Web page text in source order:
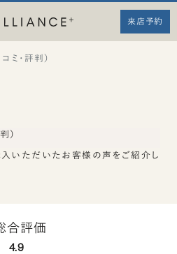
来店予約
ミ・評判）
）
入いただいたお客様の声をご紹介し
合評価
4.9